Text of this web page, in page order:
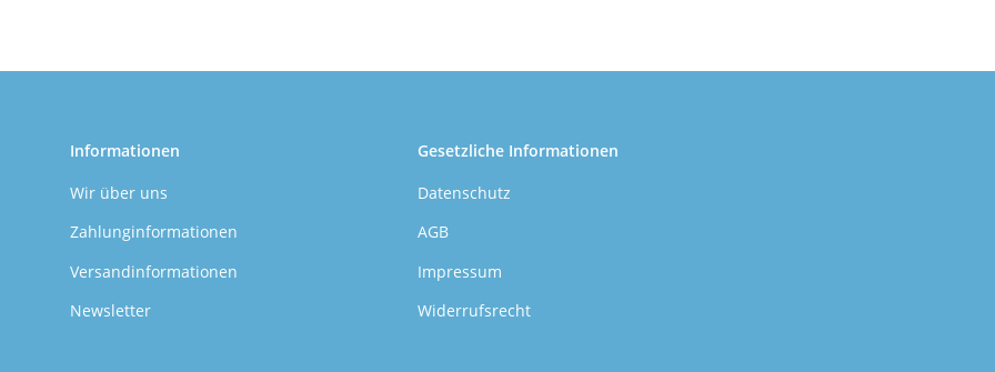
Informationen
Wir über uns
Zahlunginformationen
Versandinformationen
Newsletter
Gesetzliche Informationen
Datenschutz
AGB
Impressum
Widerrufsrecht